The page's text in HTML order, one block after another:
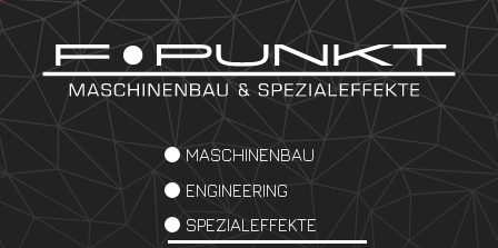
MASCHINENBAU
ENGINEERING
SPEZIALEFFEKTE